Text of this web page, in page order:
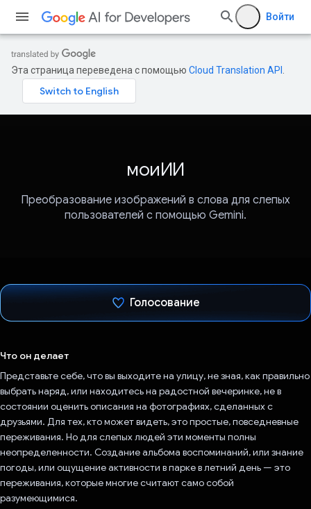
Войти
Эта страница переведена с помощью Cloud Translation API
моиИИ
Преобразование изображений в слова для слепых
пользователей с помощью Gemini.
Голосование
Что он делает
Представьте себе, что вы выходите на улицу, не зная, как правильно
выбрать наряд, или находитесь на радостной вечеринке, не в
состоянии оценить описания на фотографиях, сделанных с
друзьями. Для тех, кто может видеть, это простые, повседневные
переживания. Но для слепых людей эти моменты полны
неопределенности. Создание альбома воспоминаний, или знание
погоды, или ощущение активности в парке в летний день — это
переживания, которые многие считают само собой
разумеющимися.